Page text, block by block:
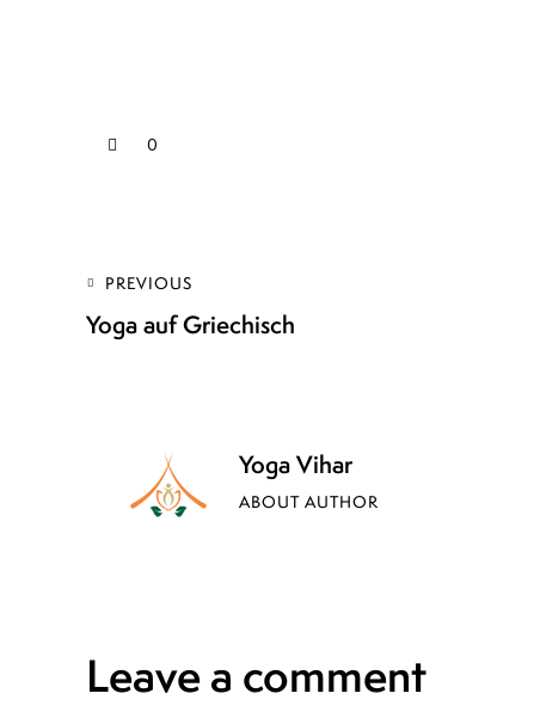
0
PREVIOUS
Yoga auf Griechisch
Yoga Vihar
ABOUT AUTHOR
Leave a comment